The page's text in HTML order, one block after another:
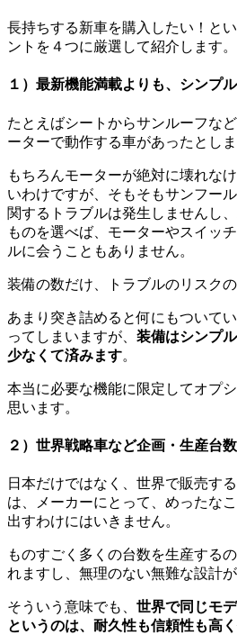
長持ちする新車を購入したい！と
ントを４つに厳選して紹介します。
１）最新機能満載よりも、シンプ
たとえばシートからサンルーフな
ーターで動作する車があったとしま
もちろんモーターが絶対に壊れな
いわけですが、そもそもサンフー
関するトラブルは発生しませんし
ものを選べば、モーターやスイッ
ルに会うこともありません。
装備の数だけ、トラブルのリスク
あまり突き詰めると何にもついて
ってしまいますが、 装備はシンプ
少なくて済みます。
本当に必要な機能に限定してオプ
思います。
２）世界戦略車など企画・生産台
日本だけではなく、世界で販売す
は、メーカーにとって、めったな
出すわけにはいきません。
ものすごく多くの台数を生産する
れますし、無理のない無難な設計が
そういう意味でも、 世界で同じモ
というのは、耐久性も信頼性も高